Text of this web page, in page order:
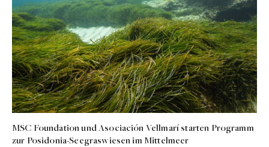
MSC Foundation und Asociación Vellmarí starten Programm
zur Posidonia-Seegraswiesen im Mittelmeer